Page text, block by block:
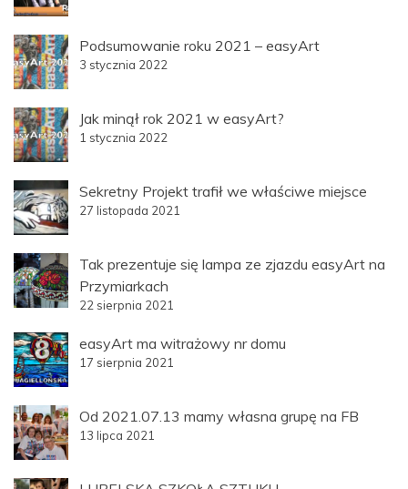
Podsumowanie roku 2021 – easyArt
3 stycznia 2022
Jak minął rok 2021 w easyArt?
1 stycznia 2022
Sekretny Projekt trafił we właściwe miejsce
27 listopada 2021
Tak prezentuje się lampa ze zjazdu easyArt na
Przymiarkach
22 sierpnia 2021
easyArt ma witrażowy nr domu
17 sierpnia 2021
Od 2021.07.13 mamy własna grupę na FB
13 lipca 2021